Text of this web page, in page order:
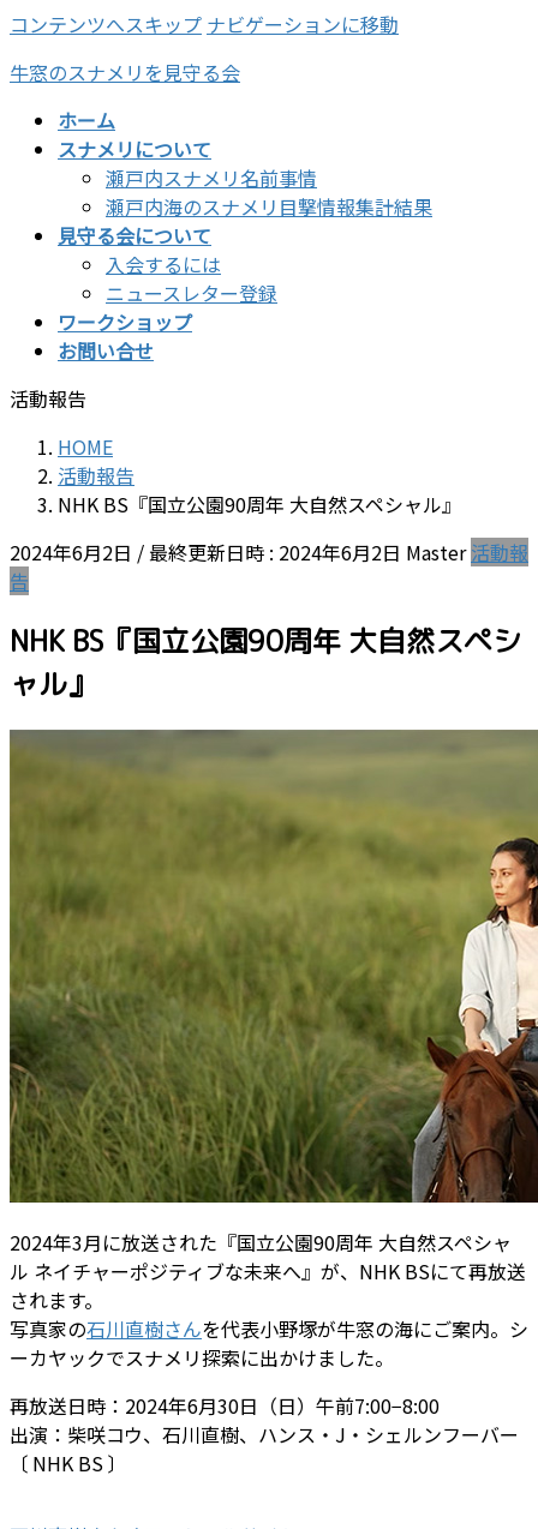
コンテンツへスキップ ナビゲーションに移動
牛窓のスナメリを見守る会
ホーム
スナメリについて
瀬戸内スナメリ名前事情
瀬戸内海のスナメリ目撃情報集計結果
見守る会について
入会するには
ニュースレター登録
ワークショップ
お問い合せ
活動報告
HOME
活動報告
NHK BS『国立公園90周年 大自然スペシャル』
2024年6月2日 / 最終更新日時 : 2024年6月2日 Master 活動報
告
NHK BS『国立公園90周年 大自然スペシ
ャル』
2024年3月に放送された『国立公園90周年 大自然スペシャ
ル ネイチャーポジティブな未来へ』が、NHK BSにて再放送
されます。
写真家の石川直樹さんを代表小野塚が牛窓の海にご案内。シ
ーカヤックでスナメリ探索に出かけました。
再放送日時：2024年6月30日（日）午前7:00−8:00
出演：柴咲コウ、石川直樹、ハンス・J・シェルンフーバー
〔 NHK BS 〕